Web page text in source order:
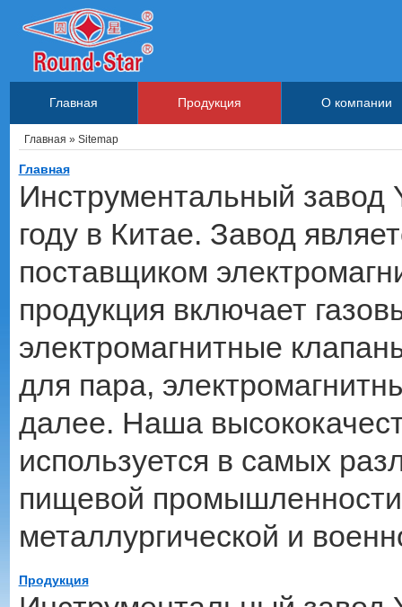
Главная Продукция О компании
Главная » Sitemap
Главная
Инструментальный завод
году в Китае. Завод
поставщиком
продукция включает
электромагнитные
для пара,
далее. Наша
используется в самых
пищевой
металлургической и
Продукция